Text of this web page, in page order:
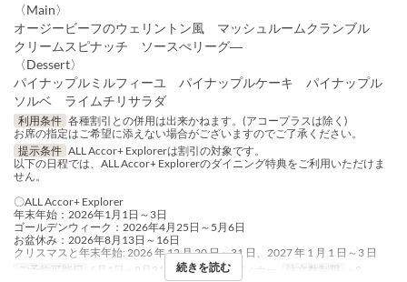
〈Main〉
オージービーフのウェリントン風 マッシュルームクランブル
クリームスピナッチ ソースぺリーグ―
〈Dessert〉
パイナップルミルフィーユ パイナップルケーキ パイナップル
ソルベ ライムチリサラダ
利用条件 各種割引との併用は出来かねます。(アコープラスは除く)
お席の指定はご希望に添えない場合がございますのでご了承ください。
提示条件 ALL Accor+ Explorerは割引の対象です。
以下の日程では、ALL Accor+ Explorerのダイニング特典をご利用いただけま
せん。
〇ALL Accor+ Explorer
年末年始：2026年1月1日～3日
ゴールデンウィーク：2026年4月25日～5月6日
お盆休み：2026年8月13日～16日
クリスマスと年末年始: 2026 年 12 月 20 日～31 日、2027 年 1 月 1 日～3 日
ご予約可能日
6月1日 ~ 8月31日 食事時間 注文数制限 ~ 8
続きを読む